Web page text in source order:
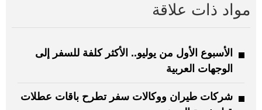
مواد ذات علاقة
الأسبوع الأول من يوليو.. الأكثر كلفة للسفر إلى
الوجهات العربية
شركات طيران ووكالات سفر تطرح باقات عطلات